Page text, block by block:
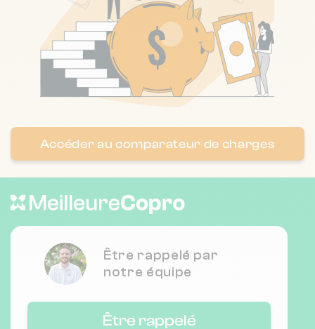
Accéder au comparateur de charges
Être rappelé par
notre équipe
Être rappelé